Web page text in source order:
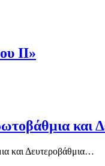
ΙΙ»
και
και Δευτεροβάθμια…